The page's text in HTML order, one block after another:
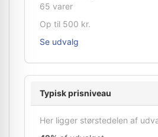
65 varer
Op til 500 kr.
Se udvalg
Typisk prisniveau
Her ligger størstedelen af